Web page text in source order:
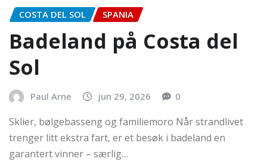
COSTA DEL SOL SPANIA
Badeland på Costa del
Sol
Paul Arne jun 29, 2026 0
Sklier, bølgebasseng og familiemoro Når strandlivet
trenger litt ekstra fart, er et besøk i badeland en
garantert vinner – særlig…